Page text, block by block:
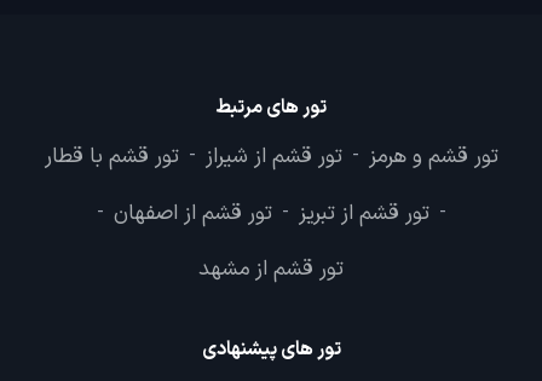
تور های مرتبط
تور قشم و هرمز - تور قشم از شیراز - تور قشم با قطار
- تور قشم از تبریز - تور قشم از اصفهان -
تور قشم از مشهد
تور های پیشنهادی